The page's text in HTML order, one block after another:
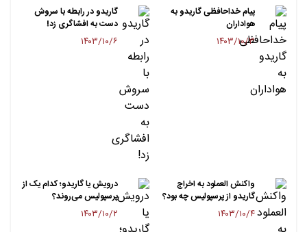
پیام خداحافظی گاریدو به
هواداران
۱۴۰۳/۱۰/۳
گاریدو در رابطه با سروش
دست به افشاگری زد!
۱۴۰۳/۱۰/۶
واکنش العملود به اخراج
گاریدو از پرسپولیس چه بود؟
۱۴۰۳/۱۰/۴
درویش یا گاریدو؛ کدام یک از
پرسپولیس می‌روند؟
۱۴۰۳/۱۰/۲